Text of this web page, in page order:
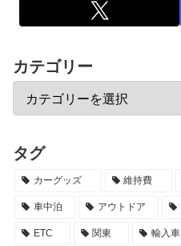
カテゴリー
タグ
カーグッズ 維持費
車中泊 アウトドア
ETC 関東 輸入車